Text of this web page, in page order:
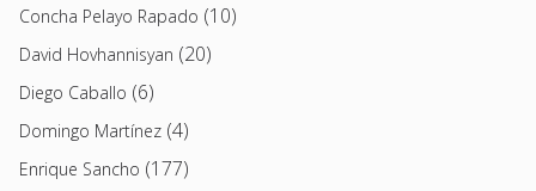
Concha Pelayo Rapado (10)
David Hovhannisyan (20)
Diego Caballo (6)
Domingo Martínez (4)
Enrique Sancho (177)